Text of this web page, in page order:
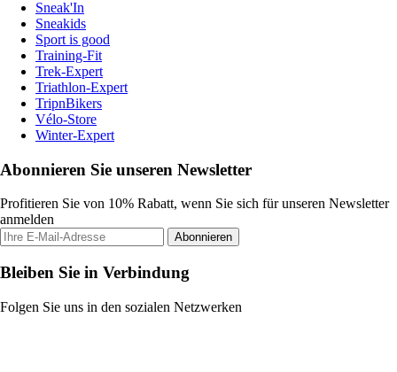
Sneak'In
Sneakids
Sport is good
Training-Fit
Trek-Expert
Triathlon-Expert
TripnBikers
Vélo-Store
Winter-Expert
Abonnieren Sie unseren Newsletter
Profitieren Sie von 10% Rabatt, wenn Sie sich für unseren Newsletter
anmelden
Abonnieren
Bleiben Sie in Verbindung
Folgen Sie uns in den sozialen Netzwerken